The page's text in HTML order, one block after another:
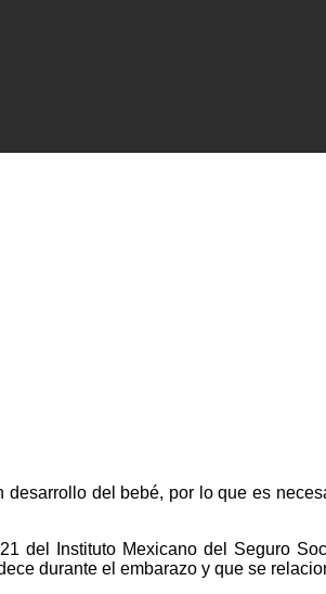
del bebé, por lo que es
del Instituto Mexicano del Seguro
durante el embarazo y que se